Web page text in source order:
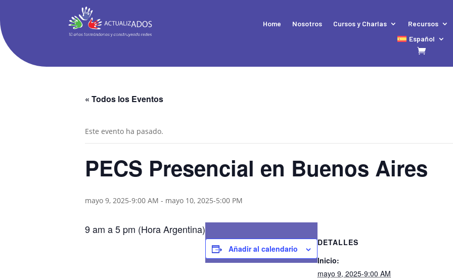
Home Nosotros Cursos y Charlas Recursos
Español
« Todos los Eventos
Este evento ha pasado.
PECS Presencial en Buenos Aires
mayo 9, 2025-9:00 AM - mayo 10, 2025-5:00 PM
9 am a 5 pm (Hora Argentina)
Añadir al calendario
DETALLES
Inicio:
mayo 9, 2025-9:00 AM